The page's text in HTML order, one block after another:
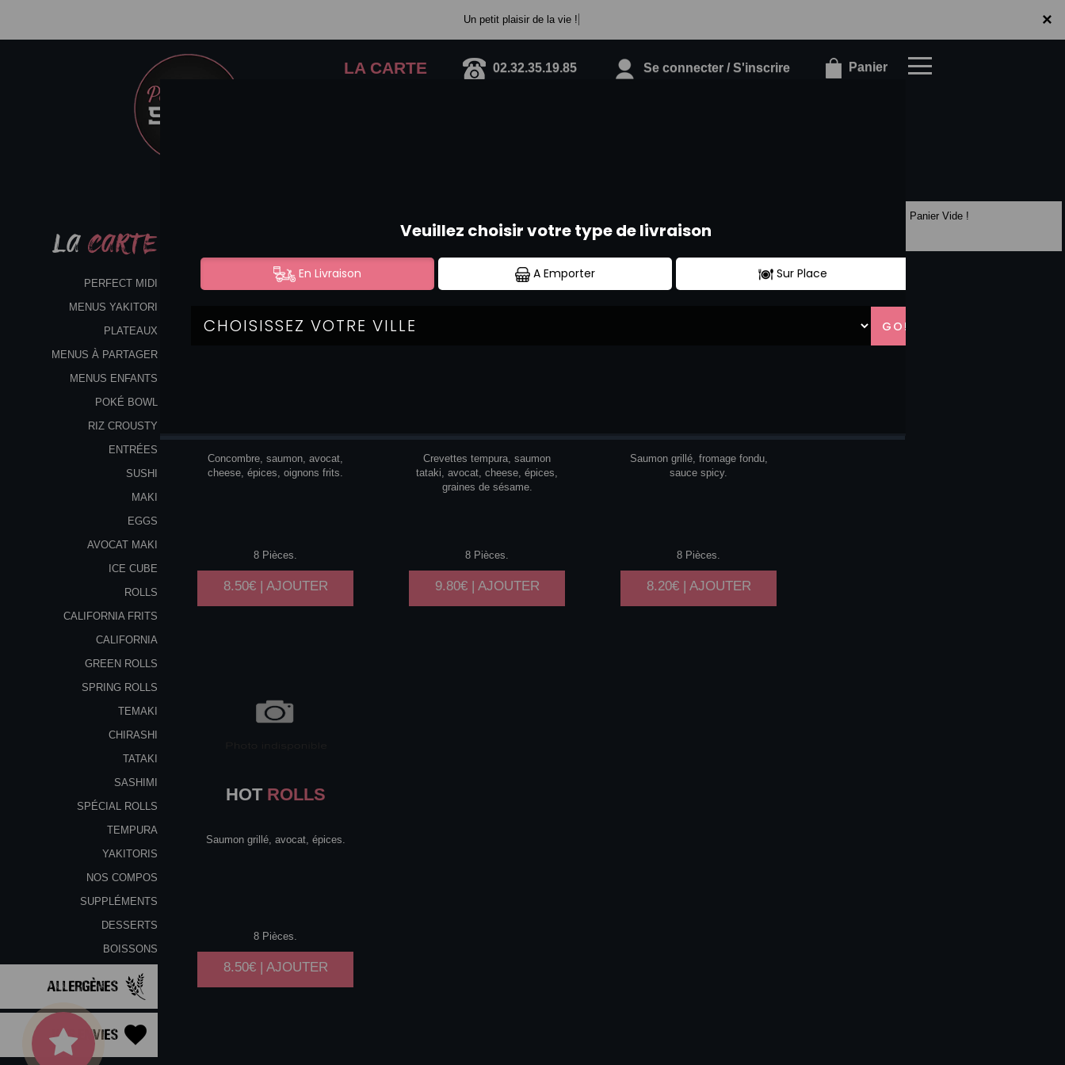
×
Un petit plaisir de la vie !
LA CARTE 02.32.35.19.85 Se connecter / S'inscrire Panier
×
LA CARTE
PERFECT MIDI
MENUS YAKITORI
PLATEAUX
MENUS À PARTAGER
MENUS ENFANTS
POKÉ BOWL
RIZ CROUSTY
ENTRÉES
SUSHI
MAKI
EGGS
AVOCAT MAKI
ICE CUBE
ROLLS
CALIFORNIA FRITS
CALIFORNIA
GREEN ROLLS
SPRING ROLLS
TEMAKI
CHIRASHI
TATAKI
SASHIMI
SPÉCIAL ROLLS
TEMPURA
YAKITORIS
NOS COMPOS
SUPPLÉMENTS
DESSERTS
BOISSONS
Allergènes
Vos Envies
SPÉCIAL ROLLS
Concombre, saumon, avocat,
cheese, épices, oignons frits.
8 Pièces.
8.50€ | AJOUTER
Crevettes tempura, saumon
tataki, avocat, cheese, épices,
graines de sésame.
8 Pièces.
9.80€ | AJOUTER
FONDA
Saumon grillé, fromage fondu,
sauce spicy.
8 Pièces.
8.20€ | AJOUTER
HOTROLLS
Saumon grillé, avocat, épices.
8 Pièces.
8.50€ | AJOUTER
Panier Vide !